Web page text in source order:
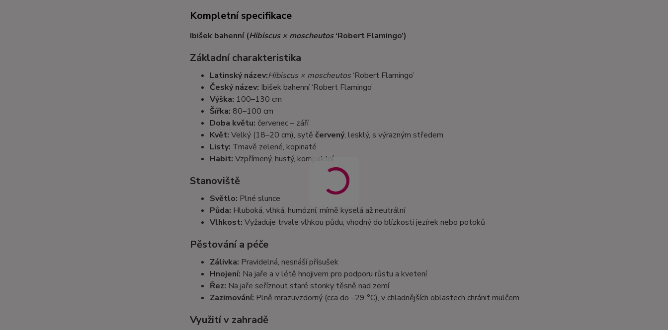
Kompletní specifikace
Ibišek bahenní (Hibiscus × moscheutos‘Robert Flamingo’)
Základní charakteristika
Latinský název:Hibiscus × moscheutos‘Robert Flamingo’
Český název: Ibišek bahenní ‘Robert Flamingo’
Výška: 100–130 cm
Šířka: 80–100 cm
Doba květu: červenec – září
Květ: Velký (18–20 cm), sytě červený, lesklý, s výrazným středem
Listy: Tmavě zelené, kopinaté
Habit: Vzpřímený, hustý, kompaktní
Stanoviště
Světlo: Plné slunce
Půda: Hluboká, vlhká, humózní, mírně kyselá až neutrální
Vlhkost: Vyžaduje trvale vlhkou půdu, vhodný do blízkosti jezírek nebo potoků
Pěstování a péče
Zálivka: Pravidelná, nesnáší přísušek
Hnojení: Na jaře a v létě hnojivem pro podporu růstu a kvetení
Řez: Na jaře seříznout staré stonky těsně nad zemí
Zazimování: Plně mrazuvzdorný (cca do –29 °C), v chladnějších oblastech chránit mulčem
Využití v zahradě